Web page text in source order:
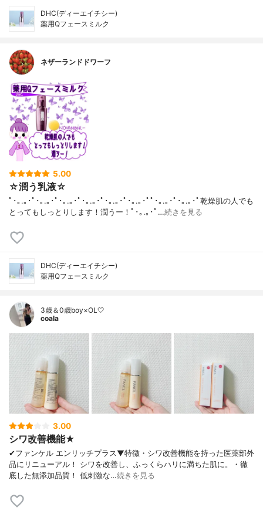
DHC(ディーエイチシー)
薬用Qフェースミルク
ネザーランドドワーフ
5.00
☆潤う乳液☆
ﾟ･｡.｡･ﾟ･｡.｡･ﾟ･｡.｡･ﾟ･｡.｡･ﾟ･｡.｡･ﾟ･｡.｡･ﾟﾟ･｡.｡･ﾟ･｡.｡･ﾟ乾燥肌の人でも
とってもしっとりします！潤うー！ﾟ･｡.｡･ﾟ…続きを見る
DHC(ディーエイチシー)
薬用Qフェースミルク
3歳＆0歳boy×OL🤍
coala
3.00
シワ改善機能★
✔︎ファンケル エンリッチプラス▼特徴・シワ改善機能を持った医薬部外
品にリニューアル！ シワを改善し、ふっくらハリに満ちた肌に。・徹
底した無添加品質！ 低刺激な…続きを見る